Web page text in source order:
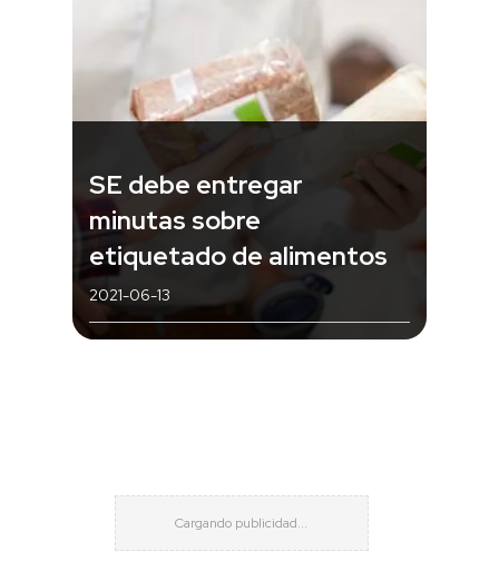
SE debe entregar
minutas sobre
etiquetado de alimentos
2021-06-13